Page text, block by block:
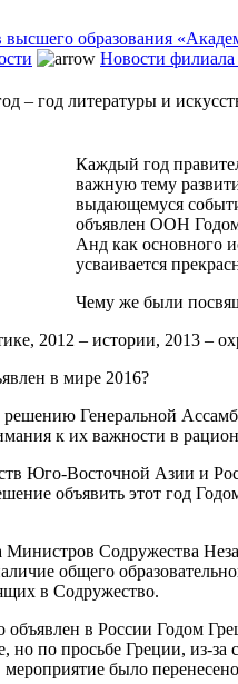
Новости
– год литературы и
Каждый год
важную тему
выдающемуся
объявлен ООН Годом
Анд как основного
усваивается
Чему же были
2012 – истории, 2013 –
в мире 2016?
Генеральной
к их важности в
Юго-Восточной Азии и
объявить этот год
Министров Содружества
общего
в Содружество.
объявлен в России Годом
но по просьбе Греции, из-
было